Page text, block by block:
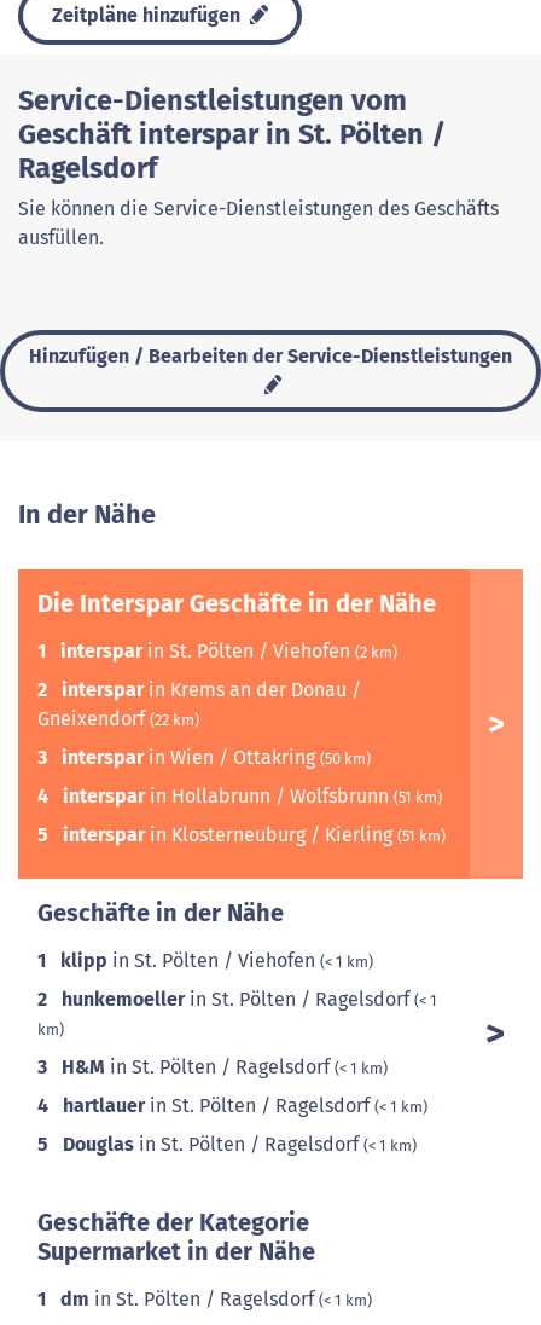
Zeitpläne hinzufügen
Service-Dienstleistungen vom
Geschäft interspar in St. Pölten /
Ragelsdorf
Sie können die Service-Dienstleistungen des Geschäfts
ausfüllen.
Hinzufügen / Bearbeiten der Service-Dienstleistungen
In der Nähe
Die Interspar Geschäfte in der Nähe
1 intersparin St. Pölten / Viehofen (2 km)
2 intersparin Krems an der Donau /
Gneixendorf (22 km)
3 intersparin Wien / Ottakring (50 km)
4 intersparin Hollabrunn / Wolfsbrunn (51 km)
5 intersparin Klosterneuburg / Kierling (51 km)
Geschäfte in der Nähe
1 klipp in St. Pölten / Viehofen (< 1 km)
2 hunkemoellerin St. Pölten / Ragelsdorf(< 1
km)
3 H&M in St. Pölten / Ragelsdorf(< 1 km)
4 hartlauerin St. Pölten / Ragelsdorf(< 1 km)
5 Douglas in St. Pölten / Ragelsdorf(< 1 km)
Geschäfte der Kategorie
Supermarket in der Nähe
1 dm in St. Pölten / Ragelsdorf(< 1 km)